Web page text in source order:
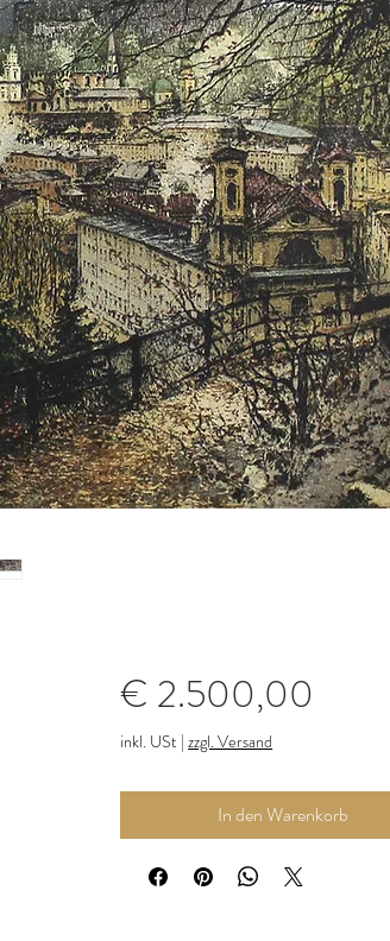
€ 2.500,00
inkl. USt |zzgl. Versand
In den Warenkorb